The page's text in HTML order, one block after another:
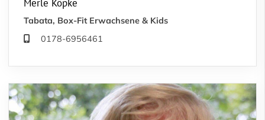
Merle Köpke
Tabata, Box-Fit Erwachsene & Kids
0178-6956461